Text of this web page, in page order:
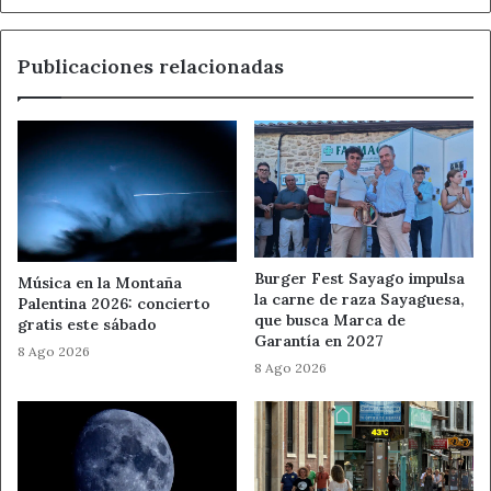
Publicaciones relacionadas
Música en la Montaña
Palentina 2026: concierto
gratis este sábado
8 Ago 2026
Burger Fest Sayago impulsa
la carne de raza Sayaguesa,
que busca Marca de
Garantía en 2027
8 Ago 2026